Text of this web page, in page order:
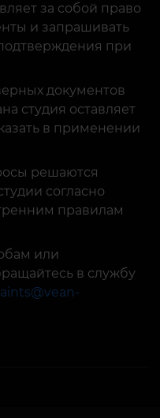
за собой право
и запрашивать
при
документов
студия оставляет
в применении
решаются
согласно
правилам
или
в службу